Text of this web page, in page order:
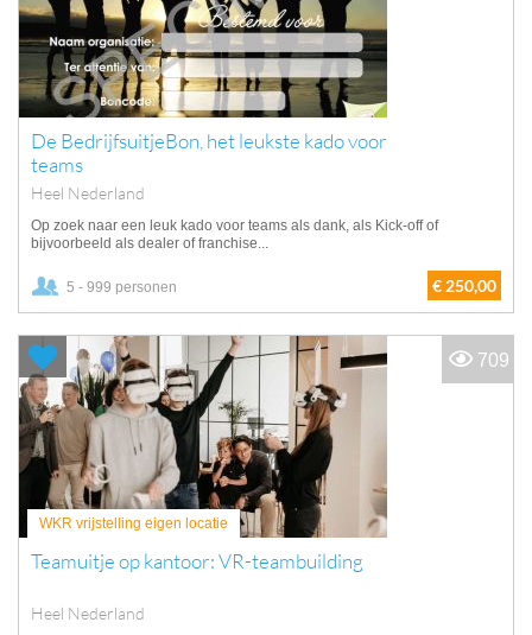
De BedrijfsuitjeBon, het leukste kado voor
teams
Heel Nederland
Op zoek naar een leuk kado voor teams als dank, als Kick-off of
bijvoorbeeld als dealer of franchise...
5 - 999 personen € 250,00
WKR vrijstelling eigen locatie
Teamuitje op kantoor: VR-teambuilding
Heel Nederland
709